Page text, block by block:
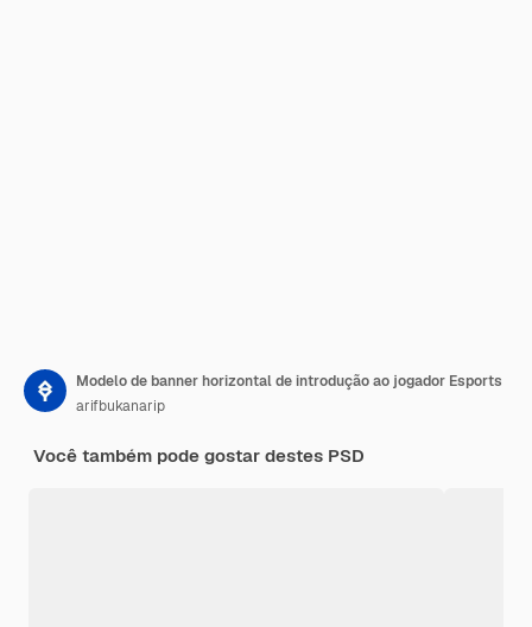
Modelo de banner horizontal de introdução ao jogador Esports
arifbukanarip
Você também pode gostar destes PSD